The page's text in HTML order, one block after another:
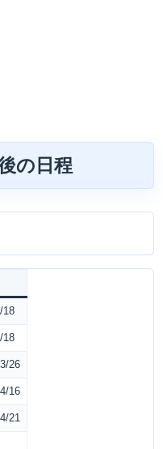
の日程
18
18
26
16
21